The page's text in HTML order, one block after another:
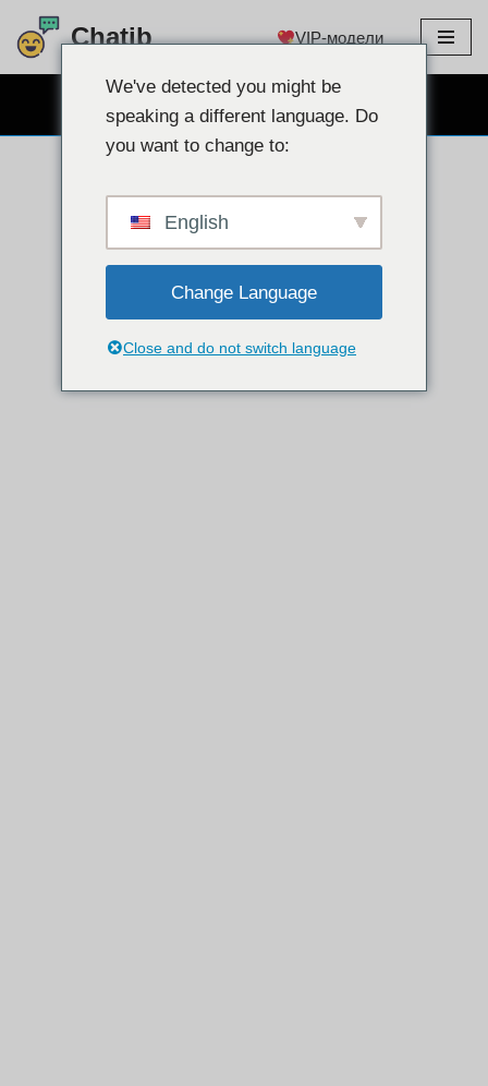
перейти
содержанию
Chatib VIP-модели
We've detected you might be
speaking a different language. Do
you want to change to:
English
Change Language
Close and do not switch language